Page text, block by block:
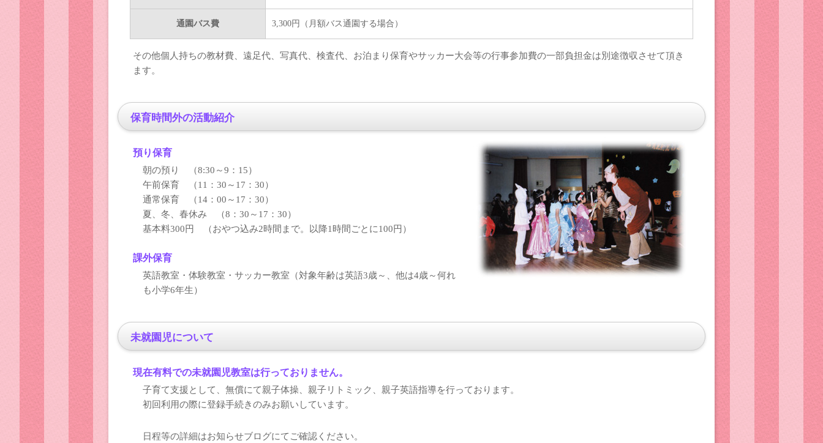
通園バス費 3,300円（月額バス通園する場合）
その他個人持ちの教材費、遠足代、写真代、検査代、お泊まり保育やサッカー大会等の行事参加費の一部負担金は別途徴収させて頂き
ます。
保育時間外の活動紹介
預り保育
朝の預り （8:30～9：15）
午前保育 （11：30～17：30）
通常保育 （14：00～17：30）
夏、冬、春休み （8：30～17：30）
基本料300円 （おやつ込み2時間まで。以降1時間ごとに100円）
課外保育
英語教室・体験教室・サッカー教室（対象年齢は英語3歳～、他は4歳～何れ
も小学6年生）
未就園児について
現在有料での未就園児教室は行っておりません。
子育て支援として、無償にて親子体操、親子リトミック、親子英語指導を行っております。
初回利用の際に登録手続きのみお願いしています。
日程等の詳細はお知らせブログにてご確認ください。